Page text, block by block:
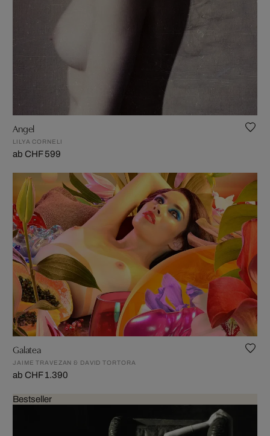
Angel
LILYA CORNELI
ab CHF 599
Galatea
JAIME TRAVEZAN & DAVID TORTORA
ab CHF 1.390
Bestseller